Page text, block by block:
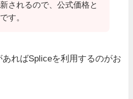
されるので、公式価格と
す。
ればSpliceを利用するのがお